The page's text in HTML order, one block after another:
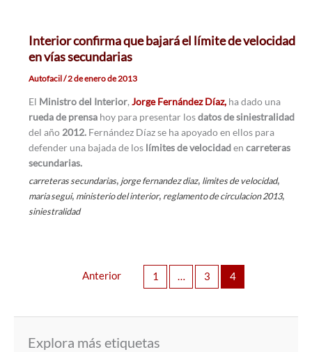
Interior confirma que bajará el límite de velocidad
en vías secundarias
Autofacil/2 de enero de 2013
El Ministro del Interior,Jorge Fernández Díaz, ha dado una
rueda de prensa hoy para presentar losdatos de siniestralidad
del año2012.Fernández Díaz se ha apoyado en ellos para
defender una bajada de loslímites de velocidad en carreteras
secundarias.
carreteras secundarias, jorge fernandez diaz, limites de velocidad,
maria segui, ministerio del interior, reglamento de circulacion 2013,
siniestralidad
Anterior 1 … 3 4
Explora más etiquetas